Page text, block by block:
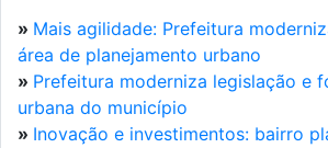
» Mais agilidade: Prefeitura
área de planejamento urbano
» Prefeitura moderniza legislação e
urbana do município
» Inovação e investimentos: bairro